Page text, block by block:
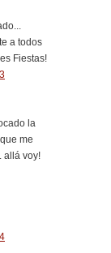
a todos
Fiestas!
la
me
allá voy!